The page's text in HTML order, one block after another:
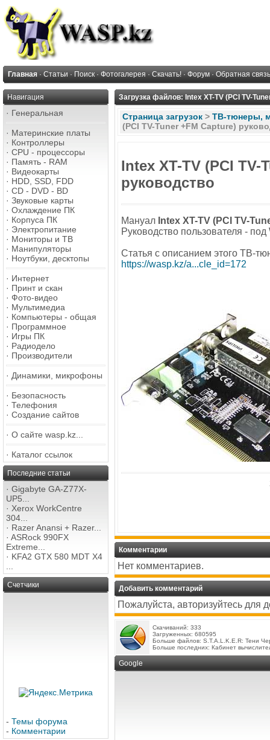
Главная · Статьи · Поиск · Фотогалерея · Скачать! · Форум · Обратная связь
Навигация
· Генеральная
· Материнские платы
· Контроллеры
· CPU - процессоры
· Память - RAM
· Видеокарты
· HDD, SSD, FDD
· CD - DVD - BD
· Звуковые карты
· Охлаждение ПК
· Корпуса ПК
· Электропитание
· Мониторы и ТВ
· Манипуляторы
· Ноутбуки, десктопы
· Интернет
· Принт и скан
· Фото-видео
· Мультимедиа
· Компьютеры - общая
· Программное
· Игры ПК
· Радиодело
· Производители
· Динамики, микрофоны
· Безопасность
· Телефония
· Создание сайтов
· О сайте wasp.kz...
· Каталог ссылок
Последние статьи
· Gigabyte GA-Z77X-
UP5...
· Xerox WorkCentre
304...
· Razer Anansi + Razer...
· ASRock 990FX
Extreme...
· KFA2 GTX 580 MDT X4
Счетчики
- Темы форума
- Комментарии
Загрузка файлов: Intex XT-TV (PCI TV-
Страница загрузок > ТВ-тюнеры,
(PCI TV-Tuner +FM Capture)
Intex XT-TV (PCI TV-
руководство
Мануал Intex XT-TV (PCI TV-
Руководство пользователя -
Статья с описанием этого ТВ-
https://wasp.kz/a...cle_id=172
Комментарии
Нет комментариев.
Добавить комментарий
Пожалуйста, авторизуйтесь для
Скачиваний: 333
Загруженных: 680595
Больше файлов: S.T.A.L.K.E.R: Тени
Больше последних: Кабинет
Google